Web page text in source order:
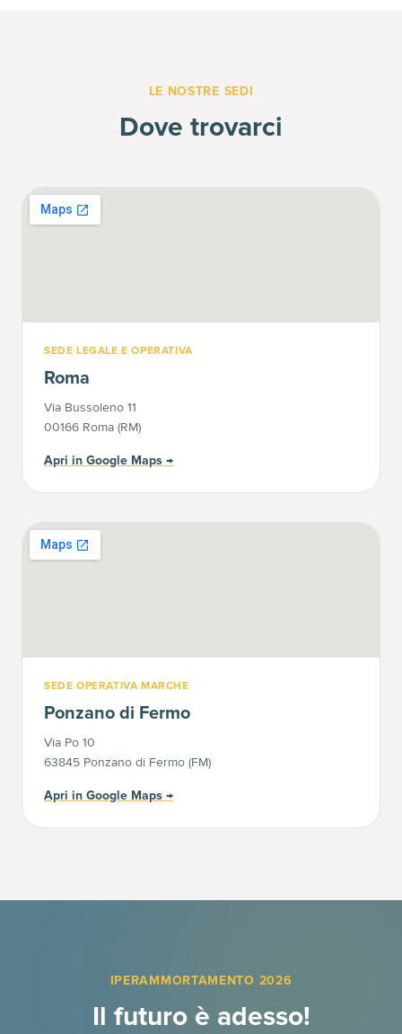
LE NOSTRE SEDI
Dove trovarci
SEDE LEGALE E OPERATIVA
Roma
Via Bussoleno 11
00166 Roma (RM)
Apri in Google Maps →
SEDE OPERATIVA MARCHE
Ponzano di Fermo
Via Po 10
63845 Ponzano di Fermo (FM)
Apri in Google Maps →
IPERAMMORTAMENTO 2026
Il futuro è adesso!